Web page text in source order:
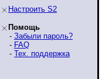
Настроить S2
Помощь
- Забыли пароль?
- FAQ
- Тех. поддержка